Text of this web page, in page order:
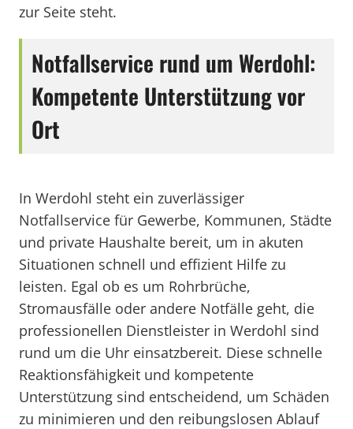
zur Seite steht.
Notfallservice rund um Werdohl:
Kompetente Unterstützung vor
Ort
In Werdohl steht ein zuverlässiger
Notfallservice für Gewerbe, Kommunen, Städte
und private Haushalte bereit, um in akuten
Situationen schnell und effizient Hilfe zu
leisten. Egal ob es um Rohrbrüche,
Stromausfälle oder andere Notfälle geht, die
professionellen Dienstleister in Werdohl sind
rund um die Uhr einsatzbereit. Diese schnelle
Reaktionsfähigkeit und kompetente
Unterstützung sind entscheidend, um Schäden
zu minimieren und den reibungslosen Ablauf